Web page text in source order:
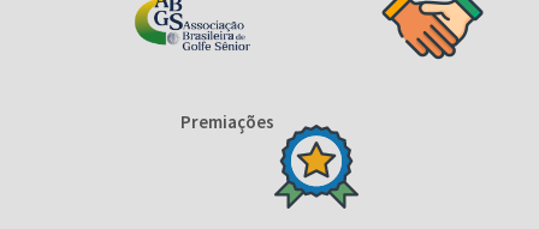
Premiações